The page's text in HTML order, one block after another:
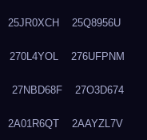
25JR0XCH 25Q8956U
270L4YOL 276UFPNM
27NBD68F 27O3D674
2A01R6QT 2AAYZL7V